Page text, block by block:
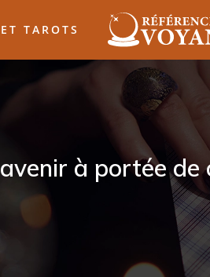
TAROTS
à portée de